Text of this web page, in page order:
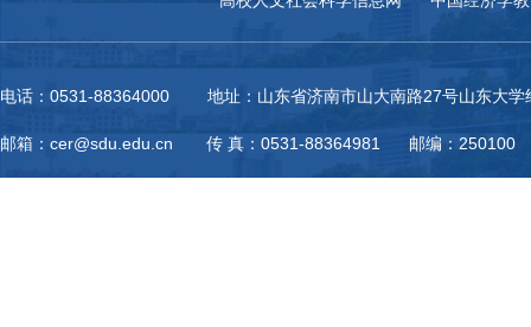
电话：0531-88364000 地址：山东省济南市山大南路27号山东大学
邮箱：cer@sdu.edu.cn 传 真：0531-88364981 邮编：250100